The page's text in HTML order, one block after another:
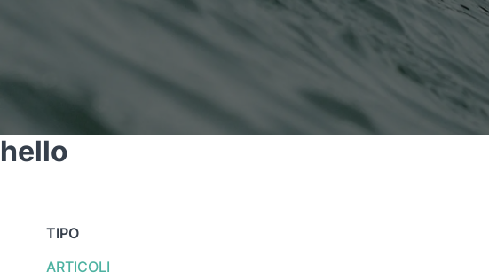
hello
TIPO
ARTICOLI